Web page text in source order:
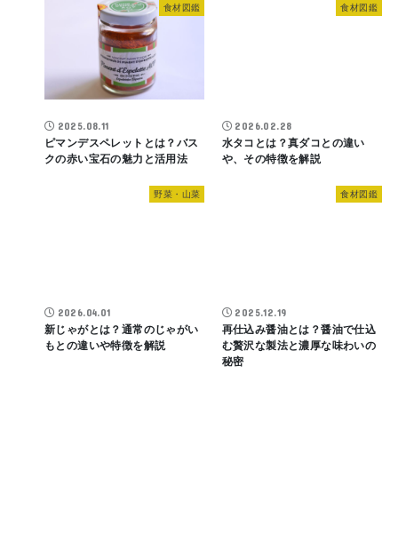
食材図鑑
2025.08.11
ピマンデスペレットとは？バス
クの赤い宝石の魅力と活用法
食材図鑑
2026.02.28
水タコとは？真ダコとの違い
や、その特徴を解説
野菜・山菜
2026.04.01
新じゃがとは？通常のじゃがい
もとの違いや特徴を解説
食材図鑑
2025.12.19
再仕込み醤油とは？醤油で仕込
む贅沢な製法と濃厚な味わいの
秘密